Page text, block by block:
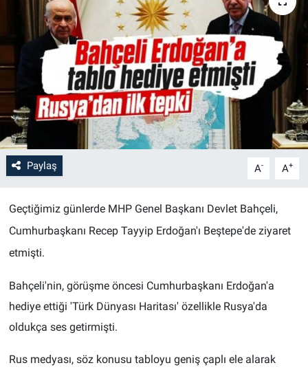
Paylaş A- A+
Geçtiğimiz günlerde MHP Genel Başkanı Devlet Bahçeli,
Cumhurbaşkanı Recep Tayyip Erdoğan'ı Beştepe'de ziyaret
etmişti.
Bahçeli'nin, görüşme öncesi Cumhurbaşkanı Erdoğan'a
hediye ettiği 'Türk Dünyası Haritası' özellikle Rusya'da
oldukça ses getirmişti.
Rus medyası, söz konusu tabloyu geniş çaplı ele alarak